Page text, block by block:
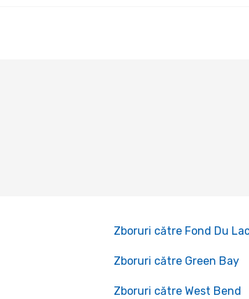
Zboruri către Fond Du
Zboruri către Green Bay
Zboruri către West Bend